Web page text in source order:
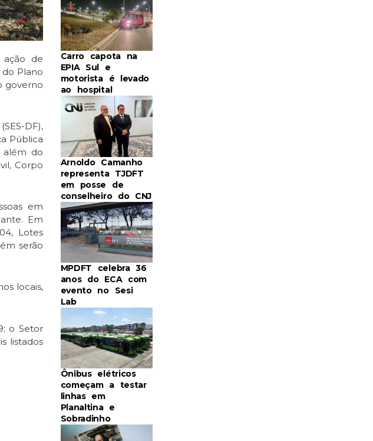
de
do Plano
governo
DF),
Pública
além do
Corpo
em
Em
Lotes
serão
locais,
o Setor
listados
Carro capota na
EPIA Sul e
motorista é levado
ao hospital
Arnoldo Camanho
representa TJDFT
em posse de
conselheiro do CNJ
MPDFT celebra 36
anos do ECA com
evento no Sesi
Lab
Ônibus elétricos
começam a testar
linhas em
Planaltina e
Sobradinho